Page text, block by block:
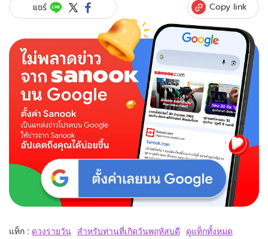
แชร์ Copy link
แท็ก : ดวงรายวัน สำหรับท่านที่เกิดวันพฤหัสบดี ดูแท็กทั้งหมด